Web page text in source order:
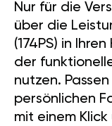
Nur für die
über die
(174PS) in
der
nutzen.
persönlichen
mit einem